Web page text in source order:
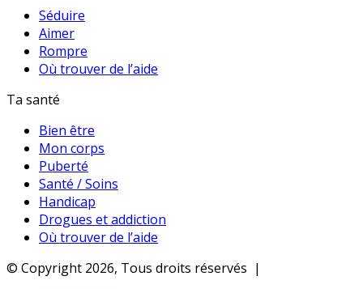
Séduire
Aimer
Rompre
Où trouver de l’aide
Ta santé
Bien être
Mon corps
Puberté
Santé / Soins
Handicap
Drogues et addiction
Où trouver de l’aide
© Copyright 2026, Tous droits réservés |